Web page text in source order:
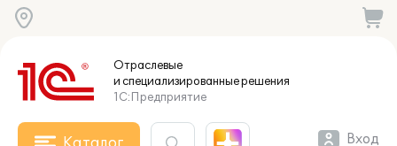
Отраслевые
и специализированныерешения
1С:Предприятие
Вход